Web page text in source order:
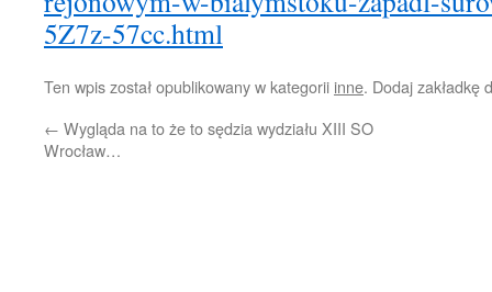
5Z7z-57cc.html
Ten wpis został opublikowany w kategorii inne. Dodaj zakładkę
← Wygląda na to że to sędzia wydziału XIII SO
Wrocław…